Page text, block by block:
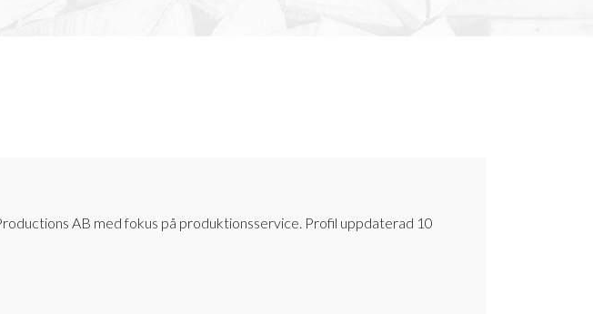
AB med fokus på produktionsservice. Profil uppdaterad 10